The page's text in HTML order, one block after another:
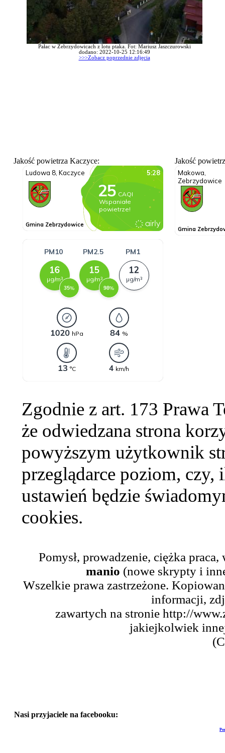
Pałac w Zebrzydowicach z lotu ptaka. Fot: Mariusz Jaszczurowski
dodano: 2022-10-25 12:16:49
>>>Zobacz poprzednie zdjęcia
Jakość powietrza Kaczyce: Jakość
Zgodnie z art. 173 Prawa
że odwiedzana strona
powyższym użytkownik
przeglądarce poziom,
ustawień będzie
cookies.
Pomysł, prowadzenie, ciężka
manio (nowe skrypty i
Wszelkie prawa zastrzeżone.
informacji,
zawartych na stronie http://
jakiejkolwiek
Nasi przyjaciele na facebooku: